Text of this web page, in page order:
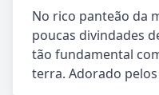
No rico panteão da
poucas divindades
tão fundamental
terra. Adorado